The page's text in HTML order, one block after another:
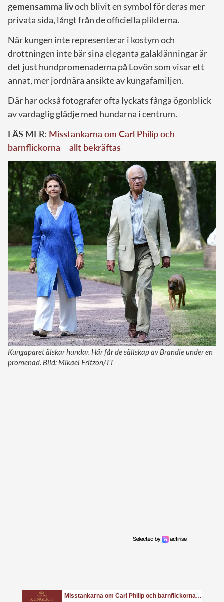
gemensamma livoch blivit en symbol för deras mer
privata sida, långt från de officiella plikterna.
När kungen inte representerar i kostym och
drottningen inte bär sina eleganta galaklänningar är
det just hundpromenaderna på Lovön som visar ett
annat, mer jordnära ansikte av kungafamiljen.
Där har också fotografer ofta lyckats fånga ögonblick
av vardaglig glädje med hundarna i centrum.
LÄS MER: Misstankarna om Carl Philip och
barnflickorna – allt bekräftas
Kungaparet älskar hundar. Här får de sällskap av Brandie under en
promenad. Bild: Mikael Fritzon/TT